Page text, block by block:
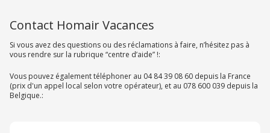
Contact Homair Vacances
Si vous avez des questions ou des réclamations à faire, n’hésitez pas à
vous rendre sur la rubrique “centre d’aide” !:
Vous pouvez également téléphoner au 04 84 39 08 60 depuis la France
(prix d'un appel local selon votre opérateur), et au 078 600 039 depuis la
Belgique.: